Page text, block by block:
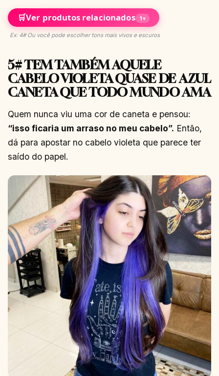
🛒Ver produtos relacionados 1▾
Ex: 4# Ou você pode escolher tons mais vivos e escuros
5# TEM TAMBÉM AQUELE
CABELO VIOLETA QUASE DE AZUL
CANETA QUE TODO MUNDO AMA
Quem nunca viu uma cor de caneta e pensou:
“isso ficaria um arraso no meu cabelo”. Então,
dá para apostar no cabelo violeta que parece ter
saído do papel.